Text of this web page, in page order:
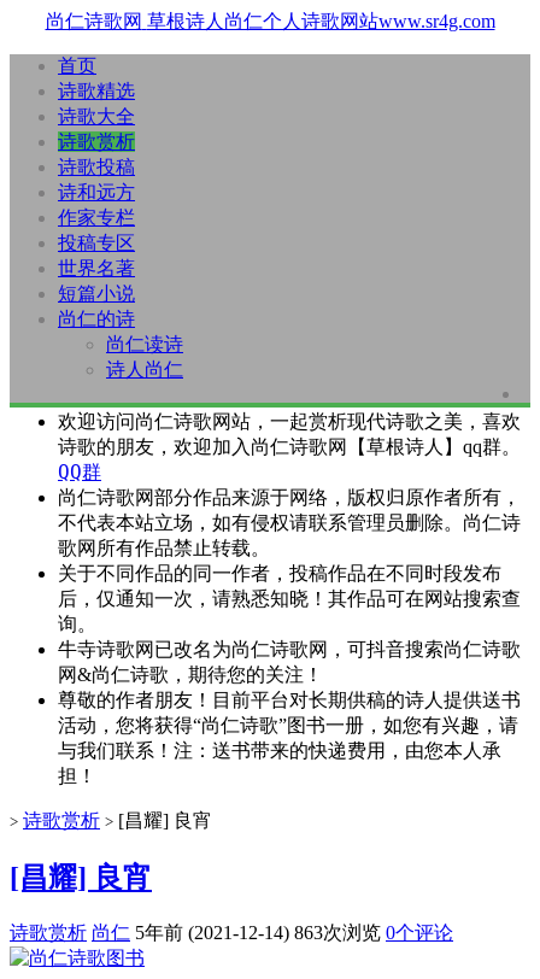
尚仁诗歌网 草根诗人尚仁个人诗歌网站www.sr4g.com
首页
诗歌精选
诗歌大全
诗歌赏析
诗歌投稿
诗和远方
作家专栏
投稿专区
世界名著
短篇小说
尚仁的诗
尚仁读诗
诗人尚仁
欢迎访问尚仁诗歌网站，一起赏析现代诗歌之美，喜欢
诗歌的朋友，欢迎加入尚仁诗歌网【草根诗人】qq群。
QQ群
尚仁诗歌网部分作品来源于网络，版权归原作者所有，
不代表本站立场，如有侵权请联系管理员删除。尚仁诗
歌网所有作品禁止转载。
关于不同作品的同一作者，投稿作品在不同时段发布
后，仅通知一次，请熟悉知晓！其作品可在网站搜索查
询。
牛寺诗歌网已改名为尚仁诗歌网，可抖音搜索尚仁诗歌
网&尚仁诗歌，期待您的关注！
尊敬的作者朋友！目前平台对长期供稿的诗人提供送书
活动，您将获得“尚仁诗歌”图书一册，如您有兴趣，请
与我们联系！注：送书带来的快递费用，由您本人承
担！
> 诗歌赏析 > [昌耀] 良宵
[昌耀] 良宵
诗歌赏析 尚仁 5年前 (2021-12-14) 863次浏览 0个评论